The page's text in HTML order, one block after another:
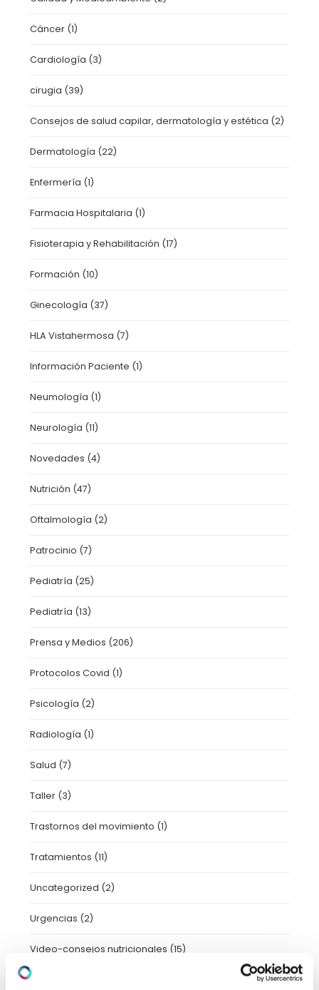
Cáncer (1)
Cardiología (3)
cirugia (39)
Consejos de salud capilar, dermatología y estética (2)
Dermatología (22)
Enfermería (1)
Farmacia Hospitalaria (1)
Fisioterapia y Rehabilitación (17)
Formación (10)
Ginecología (37)
HLA Vistahermosa (7)
Información Paciente (1)
Neumología (1)
Neurología (11)
Novedades (4)
Nutrición (47)
Oftalmología (2)
Patrocinio (7)
Pediatría (25)
Pediatría (13)
Prensa y Medios (206)
Protocolos Covid (1)
Psicología (2)
Radiología (1)
Salud (7)
Taller (3)
Trastornos del movimiento (1)
Tratamientos (11)
Uncategorized (2)
Urgencias (2)
Video-consejos nutricionales (15)
Vídeos